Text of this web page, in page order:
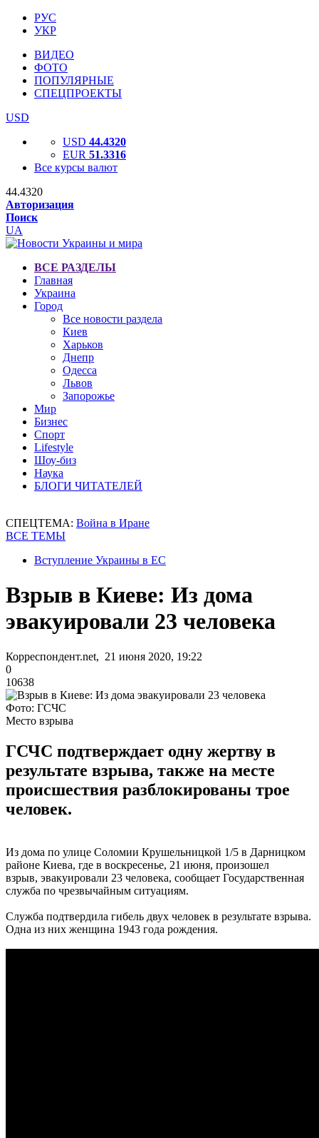
РУС
УКР
ВИДЕО
ФОТО
ПОПУЛЯРНЫЕ
СПЕЦПРОЕКТЫ
USD
USD 44.4320
EUR 51.3316
Все курсы валют
44.4320
Авторизация
Поиск
UA
ВСЕ РАЗДЕЛЫ
Главная
Украина
Город
Все новости раздела
Киев
Харьков
Днепр
Одесса
Львов
Запорожье
Мир
Бизнес
Спорт
Lifestyle
Шоу-биз
Наука
БЛОГИ ЧИТАТЕЛЕЙ
СПЕЦТЕМА: Война в Иране
ВСЕ ТЕМЫ
Вступление Украины в ЕС
Взрыв в Киеве: Из дома
эвакуировали 23 человека
Корреспондент.net, 21 июня 2020, 19:22
0
10638
Фото: ГСЧС
Место взрыва
ГСЧС подтверждает одну жертву в
результате взрыва, также на месте
происшествия разблокированы трое
человек.
Из дома по улице Соломии Крушельницкой 1/5 в Дарницком
районе Киева, где в воскресенье, 21 июня, произошел
взрыв, эвакуировали 23 человека, сообщает Государственная
служба по чрезвычайным ситуациям.
Служба подтвердила гибель двух человек в результате взрыва.
Одна из них женщина 1943 года рождения.